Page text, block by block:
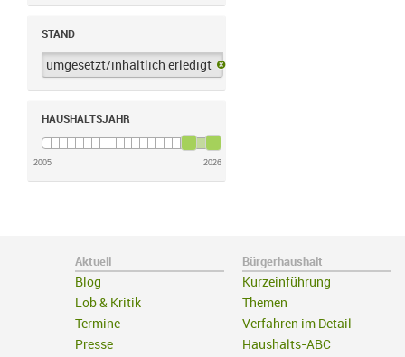
STAND
umgesetzt/inhaltlich erledigt
HAUSHALTSJAHR
2005 2026
Aktuell
Blog
Lob & Kritik
Termine
Presse
Bürgerhaushalt
Kurzeinführung
Themen
Verfahren im Detail
Haushalts-ABC